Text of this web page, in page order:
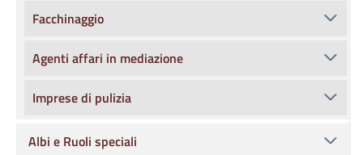
Facchinaggio
Agenti affari in mediazione
Imprese di pulizia
Albi e Ruoli speciali